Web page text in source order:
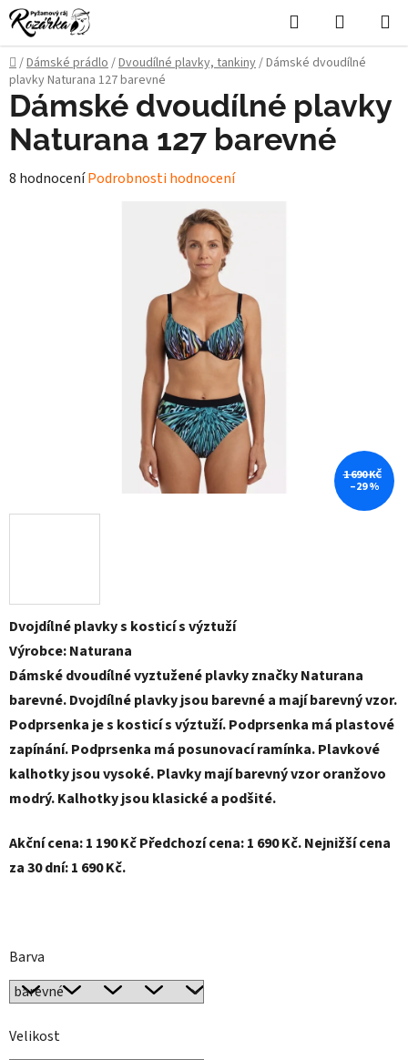
Přejít
na
obsah
Hledat
KOŠÍK
Domů
/Dámské prádlo/Dvoudílné plavky, tankiny/Dámské dvoudílné
plavky Naturana 127 barevné
Dvojdílné plavky s kosticí s výztuží
Výrobce: Naturana
Dámské dvoudílné vyztužené plavky značky Naturana
barevné. Dvojdílné plavky jsou barevné a mají barevný vzor.
Podprsenka je s kosticí s výztuží. Podprsenka má plastové
zapínání. Podprsenka má posunovací ramínka. Plavkové
kalhotky jsou vysoké. Plavky mají barevný vzor oranžovo
modrý. Kalhotky jsou klasické a podšité.
Akční cena: 1 190 Kč Předchozí cena: 1 690 Kč. Nejnižší cena
za 30 dní: 1 690 Kč.
Barva
Velikost
Dámské dvoudílné plavky
Naturana 127 barevné
Průměrné
8 hodnoceníPodrobnosti hodnocení
1 690 KČ
–29 %